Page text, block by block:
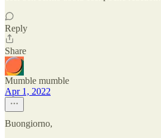
Reply
Share
Mumble mumble
Apr 1, 2022
Buongiorno,